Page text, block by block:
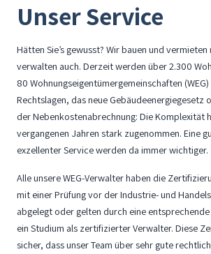
Unser Service
Hätten Sie’s gewusst? Wir bauen und
verwalten auch. Derzeit werden über 2.300
80 Wohnungseigentümergemeinschaften
Rechtslagen, das neue Gebäudeenergiegesetz
der Nebenkostenabrechnung: Die Komplexität
vergangenen Jahren stark zugenommen. Eine
exzellenter Service werden da immer wichtiger.
Alle unsere WEG-Verwalter haben die
mit einer Prüfung vor der Industrie- und
abgelegt oder gelten durch eine
ein Studium als zertifizierter Verwalter. Diese
sicher, dass unser Team über sehr gute